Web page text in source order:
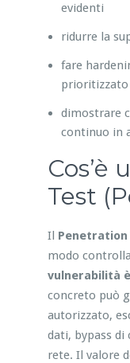
evidenti
ridurre la
fare
prioritizzato
dimostrare
continuo in
Cos’è
Test
Il Penetration
modo
vulnerabilità
concreto può
autorizzato,
dati, bypass
rete. Il valore